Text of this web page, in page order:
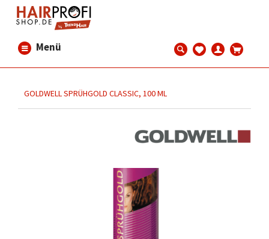
Menü
GOLDWELL SPRÜHGOLD CLASSIC, 100 ML